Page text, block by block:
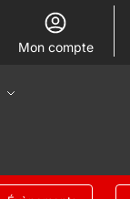
Mon compte